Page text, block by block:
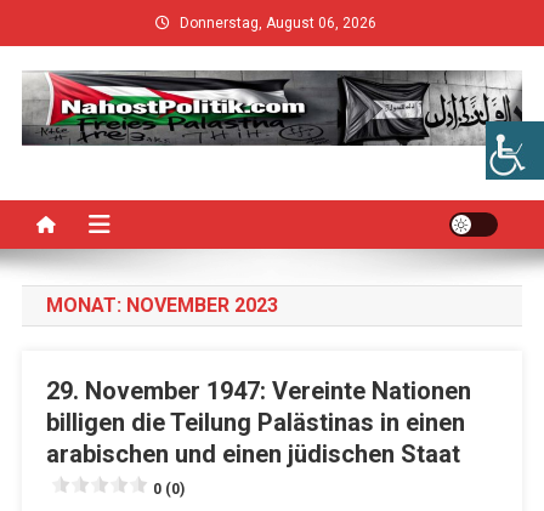
to
content
Donnerstag, August 06, 2026
MONAT: NOVEMBER 2023
29. November 1947: Vereinte Nationen
billigen die Teilung Palästinas in einen
arabischen und einen jüdischen Staat
0 (0)